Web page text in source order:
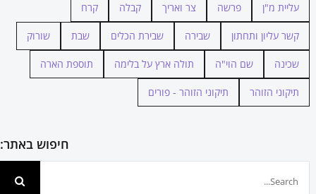
עליית מ"ן פרשה צר ואריך קבלה קרח
קשר עליון ותחתון שבירה שבירת הכלים שבת שורוק
שכינה שם הוי"ה תולה ארץ על בלימה תוספת הארה
תיקוני הזוהר תיקוני הזוהר - פורים
חיפוש באתר: